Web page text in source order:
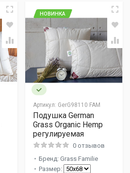
Артикул: GerG98110 FAM
НОВИНКА
Подушка German
Grass Organic Hemp
регулируемая
0 отзывов
Бренд: Grass Familie
Размер: